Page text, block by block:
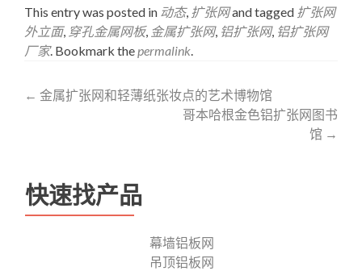
This entry was posted in 动态, 扩张网and tagged 扩张网
外立面, 穿孔金属网板, 金属扩张网, 铝扩张网, 铝扩张网
厂家. Bookmark thepermalink.
Post
← 金属扩张网和轻薄纸张妆点的艺术博物馆
哥本哈根金色铝扩张网图书
馆 →
快速找产品
幕墙铝板网
吊顶铝板网